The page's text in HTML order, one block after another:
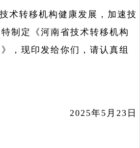
术转移机构健康发展，加速技
制定《河南省技术转移机构
，现印发给你们，请认真组
2025年5月23日